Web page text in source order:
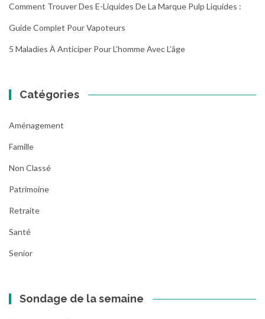
Comment Trouver Des E-Liquides De La Marque Pulp Liquides :
Guide Complet Pour Vapoteurs
5 Maladies À Anticiper Pour L’homme Avec L’âge
Catégories
Aménagement
Famille
Non Classé
Patrimoine
Retraite
Santé
Senior
Sondage de la semaine